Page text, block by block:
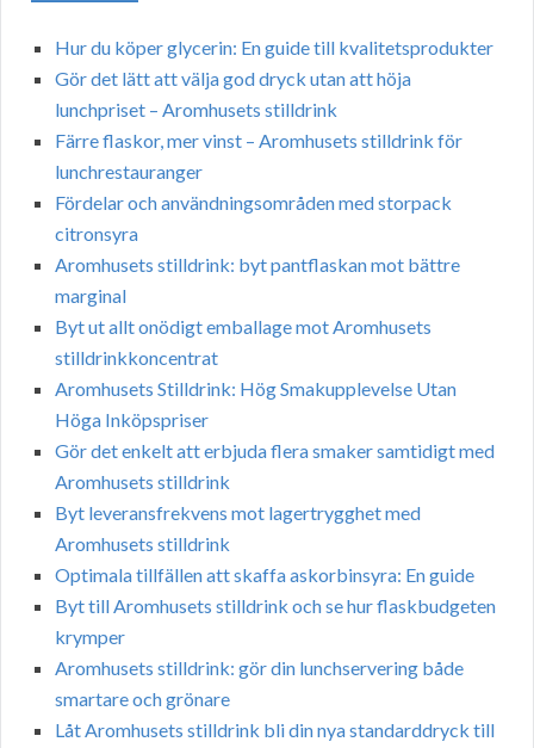
Hur du köper glycerin: En guide till kvalitetsprodukter
Gör det lätt att välja god dryck utan att höja
lunchpriset – Aromhusets stilldrink
Färre flaskor, mer vinst – Aromhusets stilldrink för
lunchrestauranger
Fördelar och användningsområden med storpack
citronsyra
Aromhusets stilldrink: byt pantflaskan mot bättre
marginal
Byt ut allt onödigt emballage mot Aromhusets
stilldrinkkoncentrat
Aromhusets Stilldrink: Hög Smakupplevelse Utan
Höga Inköpspriser
Gör det enkelt att erbjuda flera smaker samtidigt med
Aromhusets stilldrink
Byt leveransfrekvens mot lagertrygghet med
Aromhusets stilldrink
Optimala tillfällen att skaffa askorbinsyra: En guide
Byt till Aromhusets stilldrink och se hur flaskbudgeten
krymper
Aromhusets stilldrink: gör din lunchservering både
smartare och grönare
Låt Aromhusets stilldrink bli din nya standarddryck till